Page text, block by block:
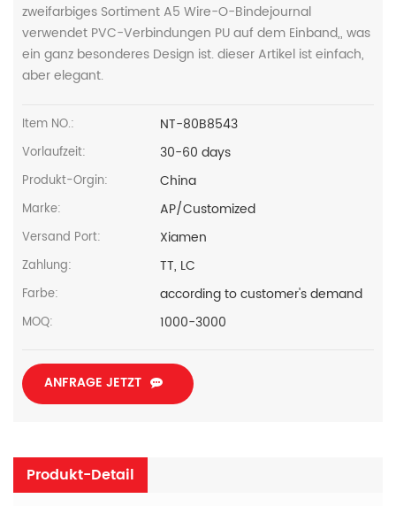
zweifarbiges Sortiment A5 Wire-O-Bindejournal
verwendet PVC-Verbindungen PU auf dem Einband,, was
ein ganz besonderes Design ist. dieser Artikel ist einfach,
aber elegant.
Item NO.: NT-80B8543
Vorlaufzeit: 30-60 days
Produkt-Orgin: China
Marke: AP/Customized
Versand Port: Xiamen
Zahlung: TT, LC
Farbe: according to customer's demand
MOQ: 1000-3000
ANFRAGE JETZT
Produkt-Detail